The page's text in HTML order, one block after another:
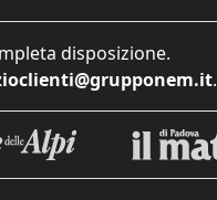
disposizione.
.